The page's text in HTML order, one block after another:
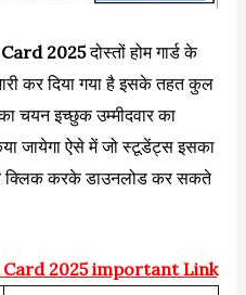
2025दोस्तों होम गार्ड के
कर दिया गया है इसके तहत कुल
चयन इच्छुक उम्मीदवार का
जायेगा ऐसे में जो स्टूडेंट्स इसका
क्लिक करके डाउनलोड कर सकते
2025 important Link